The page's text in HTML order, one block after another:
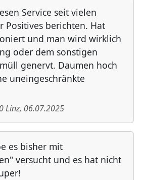
Service seit vielen
Positives berichten. Hat
und man wird wirklich
oder dem sonstigen
genervt. Daumen hoch
uneingeschränkte
Linz, 06.07.2025
es bisher mit
versucht und es hat nicht